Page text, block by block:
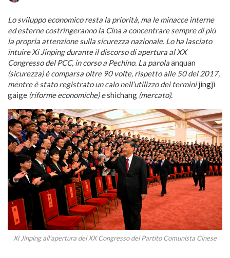
Lo sviluppo economico resta la priorità, ma le minacce interne
ed esterne costringeranno la Cina a concentrare sempre di più
la propria attenzione sulla sicurezza nazionale. Lo ha lasciato
intuire Xi Jinping durante il discorso di apertura al XX
Congresso del PCC, in corso a Pechino. La parolaanquan
(sicurezza) è comparsa oltre 90 volte, rispetto alle 50 del 2017,
mentre è stato registrato un calo nell’utilizzo dei terminijingji
gaige (riforme economiche) eshichang (mercato).
Xi Jinping all’apertura del XX Congresso del Partito Comunista Cinese